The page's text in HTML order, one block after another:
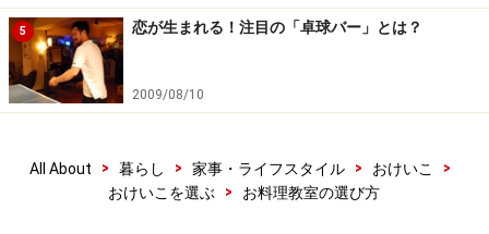
5 恋が生まれる！注目の「卓球バー」とは？
2009/08/10
All About > 暮らし > 家事・ライフスタイル > おけいこ
>
おけいこを選ぶ
> お料理教室の選び方